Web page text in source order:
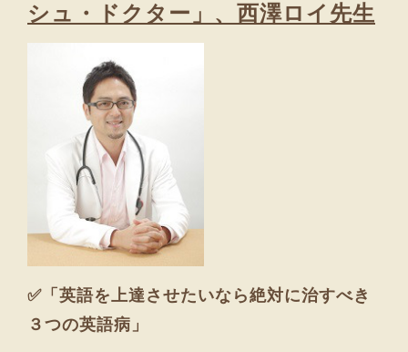
シュ・ドクター」、西澤ロイ先生
✅「英語を上達させたいなら絶対に治すべき
３つの英語病」